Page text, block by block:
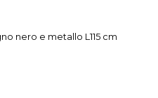
nero e metallo L115 cm